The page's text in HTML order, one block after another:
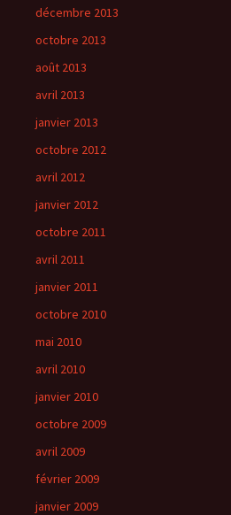
décembre 2013
octobre 2013
août 2013
avril 2013
janvier 2013
octobre 2012
avril 2012
janvier 2012
octobre 2011
avril 2011
janvier 2011
octobre 2010
mai 2010
avril 2010
janvier 2010
octobre 2009
avril 2009
février 2009
janvier 2009